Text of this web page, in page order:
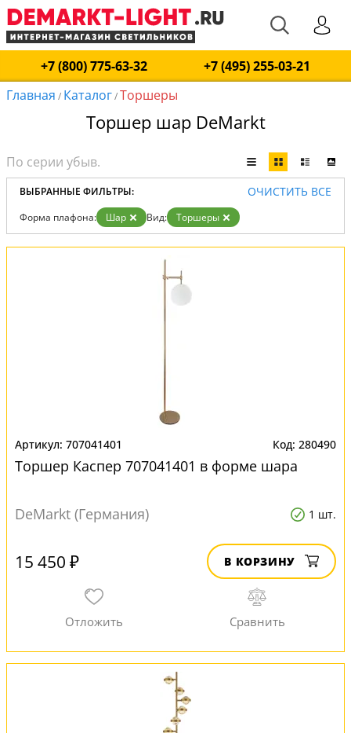
+7 (800) 775-63-32
+7 (495) 255-03-21
Главная / Каталог/Торшеры
Торшер шар DeMarkt
ВЫБРАННЫЕ ФИЛЬТРЫ: ОЧИСТИТЬ ВСЕ
Форма плафона: Шар Вид: Торшеры
707041401 280490
Торшер Каспер 707041401 в форме шара
DeMarkt (Германия) 1 шт.
15 450 ₽ В КОРЗИНУ